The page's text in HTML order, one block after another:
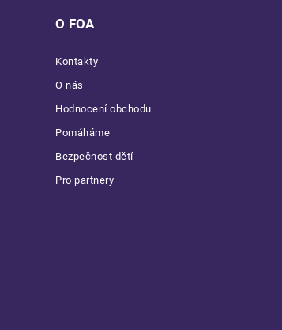
O FOA
Kontakty
O nás
Hodnocení obchodu
Pomáháme
Bezpečnost dětí
Pro partnery